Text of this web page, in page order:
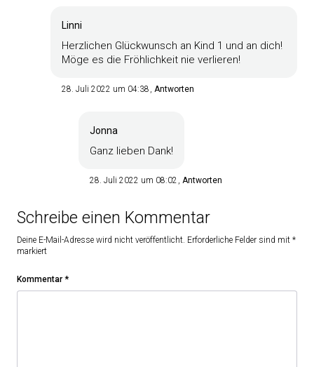
Linni
Herzlichen Glückwunsch an Kind 1 und an dich!
Möge es die Fröhlichkeit nie verlieren!
28. Juli 2022 um 04:38 Antworten
Jonna
Ganz lieben Dank!
28. Juli 2022 um 08:02 Antworten
Schreibe einen Kommentar
Deine E-Mail-Adresse wird nicht veröffentlicht. Erforderliche Felder sind mit *
markiert
Kommentar *